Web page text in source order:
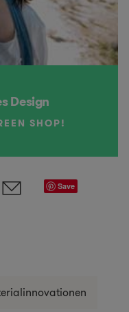
Design
SHOP!
Save